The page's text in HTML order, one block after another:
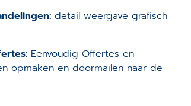
detail weergave grafisch
Eenvoudig Offertes en
opmaken en doormailen naar de